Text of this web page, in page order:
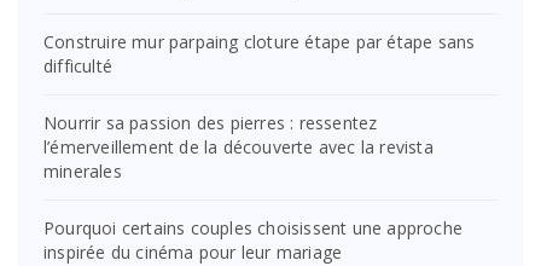
Construire mur parpaing cloture étape par étape sans
difficulté
Nourrir sa passion des pierres : ressentez
l’émerveillement de la découverte avec la revista
minerales
Pourquoi certains couples choisissent une approche
inspirée du cinéma pour leur mariage